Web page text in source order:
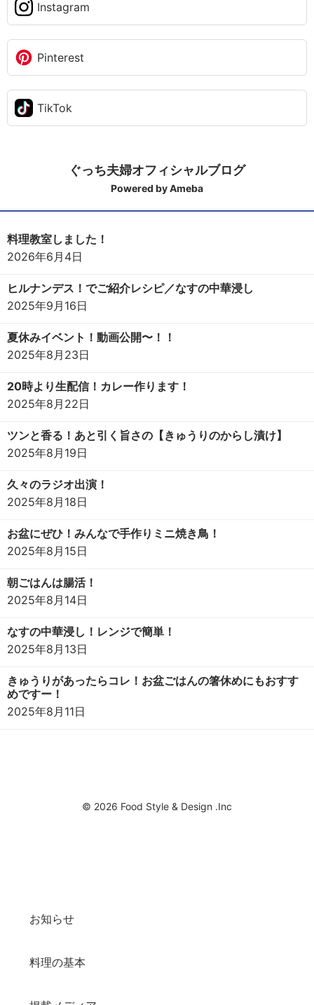
Instagram
Pinterest
TikTok
ぐっち夫婦オフィシャルブログ
Powered by Ameba
料理教室しました！
2026年6月4日
ヒルナンデス！でご紹介レシピ／なすの中華浸し
2025年9月16日
夏休みイベント！動画公開〜！！
2025年8月23日
20時より生配信！カレー作ります！
2025年8月22日
ツンと香る！あと引く旨さの【きゅうりのからし漬け】
2025年8月19日
久々のラジオ出演！
2025年8月18日
お盆にぜひ！みんなで手作りミニ焼き鳥！
2025年8月15日
朝ごはんは腸活！
2025年8月14日
なすの中華浸し！レンジで簡単！
2025年8月13日
きゅうりがあったらコレ！お盆ごはんの箸休めにもおすす
めですー！
2025年8月11日
© 2026 Food Style & Design .Inc
お知らせ
料理の基本